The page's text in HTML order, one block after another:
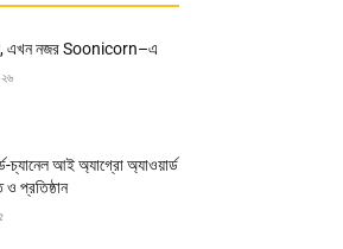
এখন নজর Soonicorn–এ
চ্যানেল আই অ্যাগ্রো অ্যাওয়ার্ড
প্রতিষ্ঠান